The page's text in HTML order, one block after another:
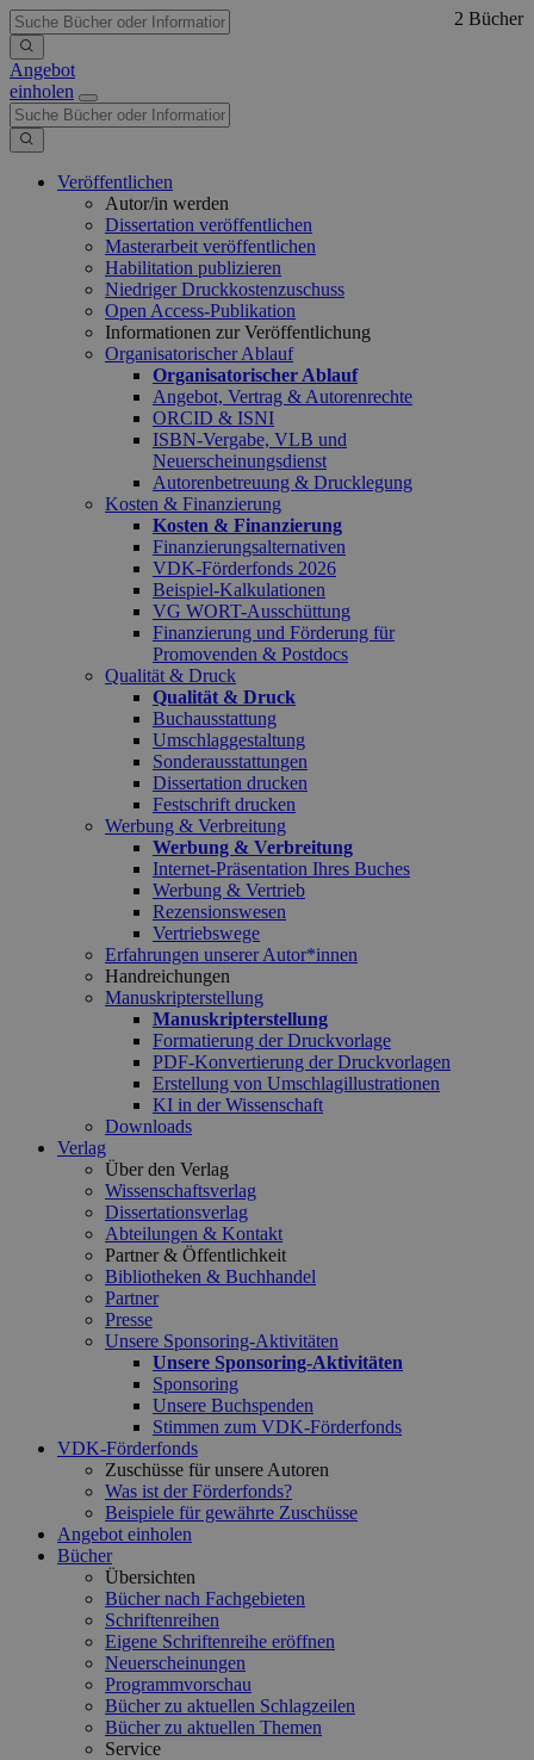
Angebot
einholen
Veröffentlichen
Autor/in werden
Dissertation veröffentlichen
Masterarbeit veröffentlichen
Habilitation publizieren
Niedriger Druckkostenzuschuss
Open Access-Publikation
Informationen zur Veröffentlichung
Organisatorischer Ablauf
Organisatorischer Ablauf
Angebot, Vertrag & Autorenrechte
ORCID & ISNI
ISBN-Vergabe, VLB und
Neuerscheinungsdienst
Autorenbetreuung & Drucklegung
Kosten & Finanzierung
Kosten & Finanzierung
Finanzierungsalternativen
VDK-Förderfonds 2026
Beispiel-Kalkulationen
VG WORT-Ausschüttung
Finanzierung und Förderung für
Promovenden & Postdocs
Qualität & Druck
Qualität & Druck
Buchausstattung
Umschlaggestaltung
Sonderausstattungen
Dissertation drucken
Festschrift drucken
Werbung & Verbreitung
Werbung & Verbreitung
Internet-Präsentation Ihres Buches
Werbung & Vertrieb
Rezensionswesen
Vertriebswege
Erfahrungen unserer Autor*innen
Handreichungen
Manuskripterstellung
Manuskripterstellung
Formatierung der Druckvorlage
PDF-Konvertierung der Druckvorlagen
Erstellung von Umschlagillustrationen
KI in der Wissenschaft
Downloads
Verlag
Über den Verlag
Wissenschaftsverlag
Dissertationsverlag
Abteilungen & Kontakt
Partner & Öffentlichkeit
Bibliotheken & Buchhandel
Partner
Presse
Unsere Sponsoring-Aktivitäten
Unsere Sponsoring-Aktivitäten
Sponsoring
Unsere Buchspenden
Stimmen zum VDK-Förderfonds
VDK-Förderfonds
Zuschüsse für unsere Autoren
Was ist der Förderfonds?
Beispiele für gewährte Zuschüsse
Angebot einholen
Bücher
Übersichten
Bücher nach Fachgebieten
Schriftenreihen
Eigene Schriftenreihe eröffnen
Neuerscheinungen
Programmvorschau
Bücher zu aktuellen Schlagzeilen
Bücher zu aktuellen Themen
Service
2 Bücher